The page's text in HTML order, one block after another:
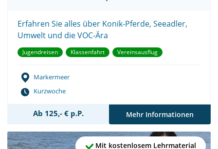
Erfahren Sie alles über Konik-Pferde, Seeadler,
Umwelt und die VOC-Ära
Jugendreisen Klassenfahrt Vereinsausflug
Markermeer
Kurzwoche
Ab 125,- € p.P. Mehr Informationen
Mit kostenlosem Lehrmaterial